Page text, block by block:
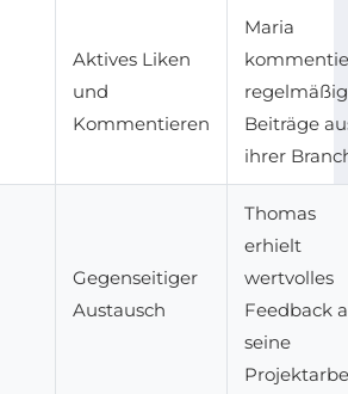
Aktives Liken
und
Kommentieren
Maria
regelmäßig
Beiträge
ihrer
Gegenseitiger
Austausch
Thomas
erhielt
wertvolles
Feedback
seine